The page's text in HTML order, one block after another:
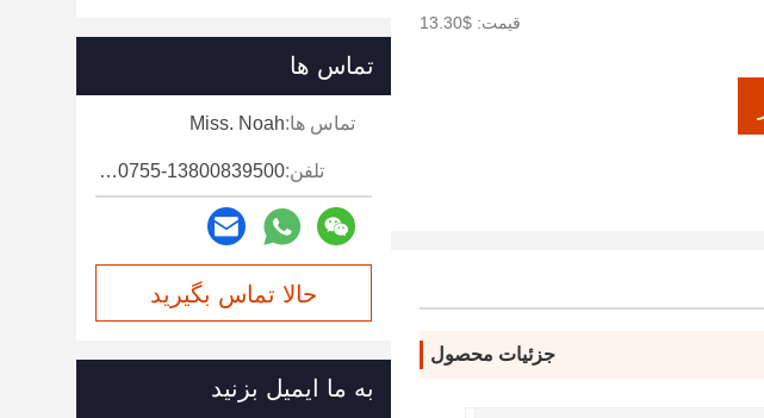
قیمت: $13.30
جزئیات محصول
تماس ها
تماس ها:Miss. Noah
تلفن: 86-0755-13800839500
حالا تماس بگیرید
به ما ایمیل بزنید